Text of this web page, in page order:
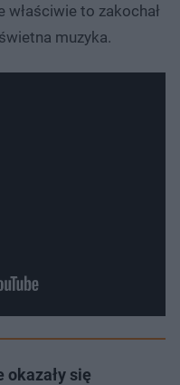
właściwie to zakochał
muzyka.
się